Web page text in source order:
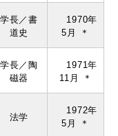
学⻑／書
道史
1970年
5月 ＊
学⻑／陶
磁器
1971年
11月 ＊
法学
1972年
5月 ＊